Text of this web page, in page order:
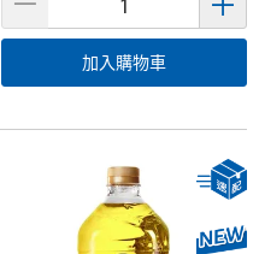
加入購物車